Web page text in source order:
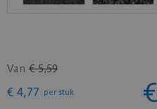
Van € 5,59
€ 4,77 per stuk €